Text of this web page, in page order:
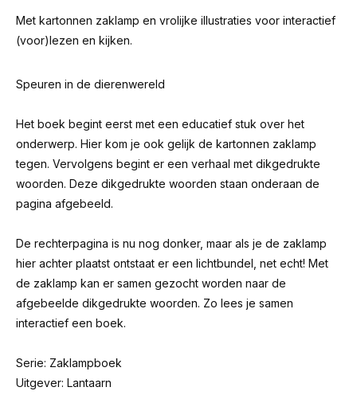
Met kartonnen zaklamp en vrolijke illustraties voor interactief
(voor)lezen en kijken.
Speuren in de dierenwereld
Het boek begint eerst met een educatief stuk over het
onderwerp. Hier kom je ook gelijk de kartonnen zaklamp
tegen. Vervolgens begint er een verhaal met dikgedrukte
woorden. Deze dikgedrukte woorden staan onderaan de
pagina afgebeeld.
De rechterpagina is nu nog donker, maar als je de zaklamp
hier achter plaatst ontstaat er een lichtbundel, net echt! Met
de zaklamp kan er samen gezocht worden naar de
afgebeelde dikgedrukte woorden. Zo lees je samen
interactief een boek.
Serie: Zaklampboek
Uitgever: Lantaarn